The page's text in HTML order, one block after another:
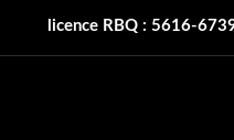
licence RBQ : 5616-